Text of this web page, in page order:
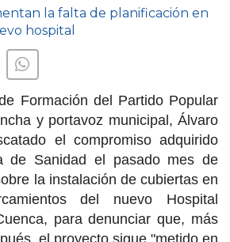
la falta de planificación en
hospital
Formación del Partido Popular
y portavoz municipal, Álvaro
el compromiso adquirido
de Sanidad el pasado mes de
la instalación de cubiertas en
del nuevo Hospital
para denunciar que, más
el proyecto sigue "metido en